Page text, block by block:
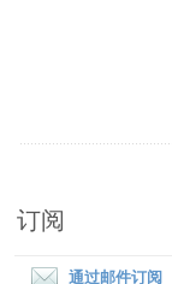
订阅
通过邮件订阅